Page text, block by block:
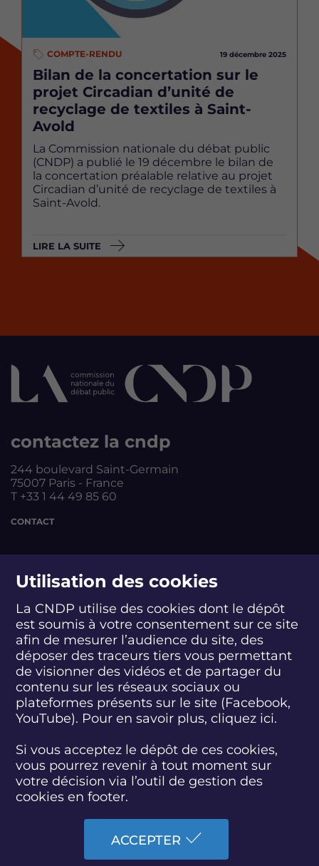
Utilisation des cookies
La CNDP utilise des cookies dont le dépôt
est soumis à votre consentement sur ce site
afin de mesurer l’audience du site, des
déposer des traceurs tiers vous permettant
de visionner des vidéos et de partager du
contenu sur les réseaux sociaux ou
plateformes présents sur le site (Facebook,
YouTube). Pour en savoir plus, cliquez ici.
Si vous acceptez le dépôt de ces cookies,
vous pourrez revenir à tout moment sur
votre décision via l’outil de gestion des
cookies en footer.
ACCEPTER
COMPTE-RENDU 19 décembre 2025
Bilan de la concertation sur le
projet Circadian d’unité de
recyclage de textiles à Saint-
Avold
La Commission nationale du débat public
(CNDP) a publié le 19 décembre le bilan de
la concertation préalable relative au projet
Circadian d’unité de recyclage de textiles à
Saint-Avold.
LIRE LA SUITE
contactez la cndp
244 boulevard Saint-Germain
75007 Paris - France
T +33 1 44 49 85 60
CONTACT
S
u
v
e
z
n
u
u
S
u
i
v
e
z
-
n
u
s
s
u
r
S
u
i
v
e
z
-
n
u
s
s
u
r
S
u
i
v
e
z
-
n
u
s
s
u
i
S
u
i
v
e
z
-
n
u
s
s
u
u
S
u
i
v
e
z
-
n
u
s
s
u
S
u
i
v
e
-
n
u
s
s
u
abonnez-vous
S'INSCRIRE À LA NEWSLETTER
ACCESSIBILITÉ : PARTIELLEMENT CONFORME